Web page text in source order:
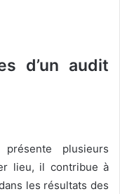
d’un audit
plusieurs
lieu, il contribue à
les résultats des